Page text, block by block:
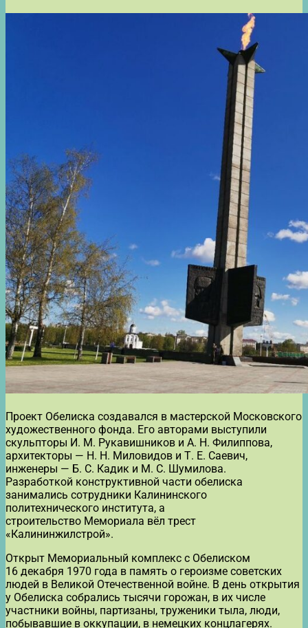
Проект Обелиска создавался в мастерской Московского
художественного фонда. Его авторами выступили
скульпторы И. М. Рукавишников и А. Н. Филиппова,
архитекторы — Н. Н. Миловидов и Т. Е. Саевич,
инженеры — Б. С. Кадик и М. С. Шумилова.
Разработкой конструктивной части обелиска
занимались сотрудники Калининского
политехнического института, а
строительство Мемориала вёл трест
«Калининжилстрой».
Открыт Мемориальный комплекс с Обелиском
16 декабря 1970 года в память о героизме советских
людей в Великой Отечественной войне. В день открытия
у Обелиска собрались тысячи горожан, в их числе
участники войны, партизаны, труженики тыла, люди,
побывавшие в оккупации, в немецких концлагерях.